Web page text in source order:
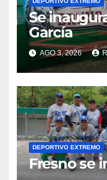
Se
García
AGO 3, 2026
DEPORTIVO EXTREMO
Fresno se